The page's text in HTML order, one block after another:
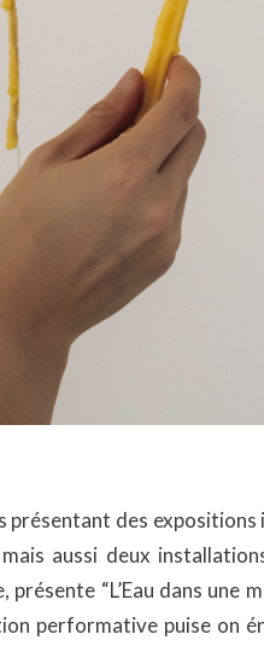
présentant des
aussi deux
“L’Eau dans une
performative puise on